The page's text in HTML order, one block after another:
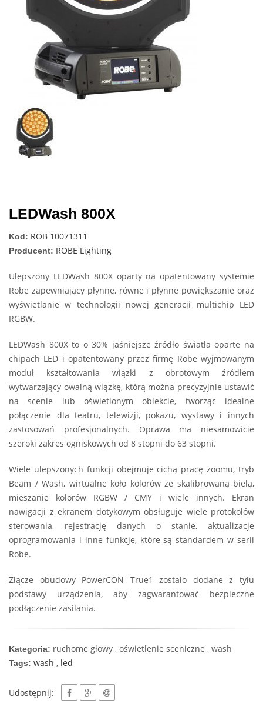
LEDWash 800X
Kod: ROB 10071311
Producent: ROBE Lighting
Ulepszony LEDWash 800X oparty na opatentowany systemie
Robe zapewniający płynne, równe i płynne powiększanie oraz
wyświetlanie w technologii nowej generacji multichip LED
RGBW.
LEDWash 800X to o 30% jaśniejsze źródło światła oparte na
chipach LED i opatentowany przez firmę Robe wyjmowanym
moduł kształtowania wiązki z obrotowym źródłem
wytwarzający owalną wiązkę, którą można precyzyjnie ustawić
na scenie lub oświetlonym obiekcie, tworząc idealne
połączenie dla teatru, telewizji, pokazu, wystawy i innych
zastosowań profesjonalnych. Oprawa ma niesamowicie
szeroki zakres ogniskowych od 8 stopni do 63 stopni.
Wiele ulepszonych funkcji obejmuje cichą pracę zoomu, tryb
Beam / Wash, wirtualne koło kolorów ze skalibrowaną bielą,
mieszanie kolorów RGBW / CMY i wiele innych. Ekran
nawigacji z ekranem dotykowym obsługuje wiele protokołów
sterowania, rejestrację danych o stanie, aktualizacje
oprogramowania i inne funkcje, które są standardem w serii
Robe.
Złącze obudowy PowerCON True1 zostało dodane z tyłu
podstawy urządzenia, aby zagwarantować bezpieczne
podłączenie zasilania.
Kategoria: ruchome głowy , oświetlenie sceniczne , wash
Tags: wash , led
Udostępnij: